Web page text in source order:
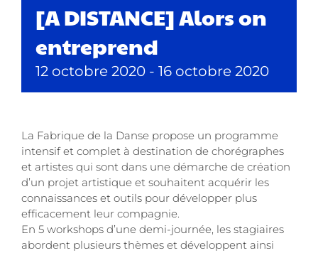
[A DISTANCE] Alors on
entreprend
12 octobre 2020 - 16 octobre 2020
La Fabrique de la Danse propose un programme
intensif et complet à destination de chorégraphes
et artistes qui sont dans une démarche de création
d’un projet artistique et souhaitent acquérir les
connaissances et outils pour développer plus
efficacement leur compagnie.
En 5 workshops d’une demi-journée, les stagiaires
abordent plusieurs thèmes et développent ainsi